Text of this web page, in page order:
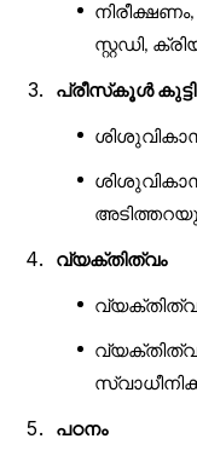
നിരീക്ഷണം,
സ്റ്റഡി,
പ്രീസ്കൂൾ
വ്യക്തിത്വം
വ്യക്തിത്വ
പഠനം